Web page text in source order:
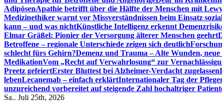
AdipösenApathie betrifft über die Hälfte der Menschen mit
Medizinethiker warnt vor Missverständnissen beim Einsatz
kann – und was nichtKünstliche Intelligenz erkennt
Elmar Gräßel: Pionier der Versorgung älterer Menschen geehrt
Betroffene – regionale Unterschiede zeigen sich deutlich
schlecht fürs Gehirn?Demenz und Trauma – Alte Wunden,
MedikationVom „Recht auf Verwahrlosung“ zur
Preetz gefeiertErster Bluttest bei Alzheimer-Verdacht zugelassen
lebenLecanemab – einfach erklärtInternationaler Tag der
unzureichend vorbereitet auf steigende Zahl hochaltriger
Sa.. Juli 25th, 2026